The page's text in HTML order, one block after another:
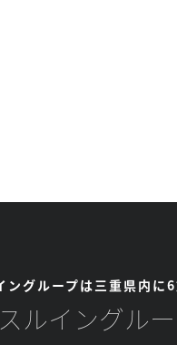
ングループは三重県内に
ルイングル